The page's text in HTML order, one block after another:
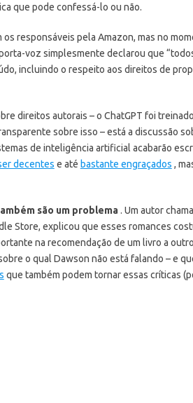
que pode confessá-lo ou não.
responsáveis ​​pela Amazon, mas no
voz simplesmente declarou que
incluindo o respeito aos direitos de
direitos autorais – o ChatGPT foi
sobre isso – está a discussão
de inteligência artificial acabarão
decentes e até bastante engraçados ,
são um problema. Um autor
Store, explicou que esses romances
na recomendação de um livro a
o qual Dawson não está falando – e
que também podem tornar essas críticas